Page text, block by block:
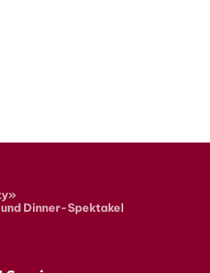
Dinner-Spektakel